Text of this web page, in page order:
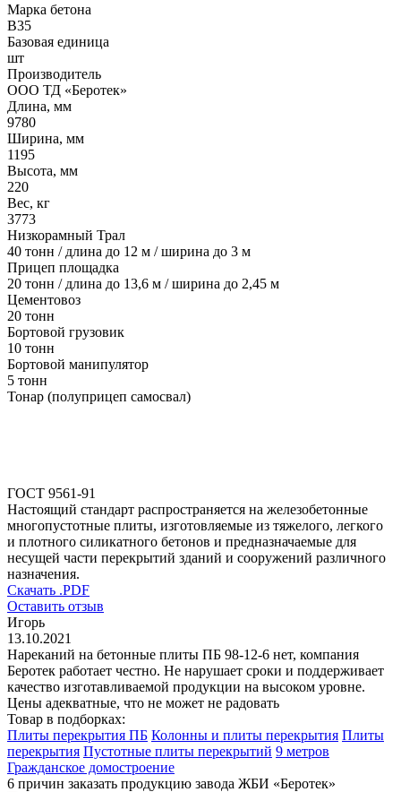
Марка бетона
B35
Базовая единица
шт
Производитель
ООО ТД «Беротек»
Длина, мм
9780
Ширина, мм
1195
Высота, мм
220
Вес, кг
3773
Низкорамный Трал
40 тонн / длина до 12 м / ширина до 3 м
Прицеп площадка
20 тонн / длина до 13,6 м / ширина до 2,45 м
Цементовоз
20 тонн
Бортовой грузовик
10 тонн
Бортовой манипулятор
5 тонн
Тонар (полуприцеп самосвал)
ГОСТ 9561-91
Настоящий стандарт распространяется на железобетонные
многопустотные плиты, изготовляемые из тяжелого, легкого
и плотного силикатного бетонов и предназначаемые для
несущей части перекрытий зданий и сооружений различного
назначения.
Скачать .PDF
Оставить отзыв
Игорь
13.10.2021
Нареканий на бетонные плиты ПБ 98-12-6 нет, компания
Беротек работает честно. Не нарушает сроки и поддерживает
качество изготавливаемой продукции на высоком уровне.
Цены адекватные, что не может не радовать
Товар в подборках:
Плиты перекрытия ПБ Колонны и плиты перекрытия Плиты
перекрытия Пустотные плиты перекрытий 9 метров
Гражданское домостроение
6 причин заказать продукцию завода ЖБИ «Беротек»